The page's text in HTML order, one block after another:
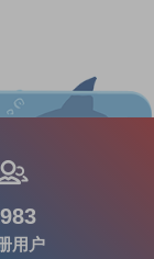
用户